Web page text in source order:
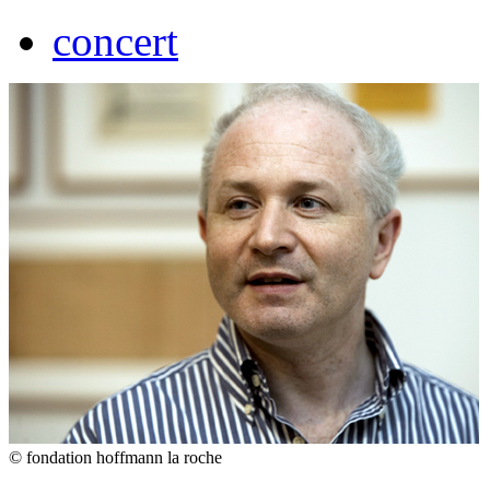
concert
© fondation hoffmann la roche